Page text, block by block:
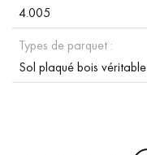
4.005
Types de parquet :
Sol plaqué bois véritable